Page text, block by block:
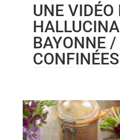
UNE VIDÉO
BAYONNE
CONFINÉES